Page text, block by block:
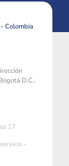
Colombia
D.C.,
17
-